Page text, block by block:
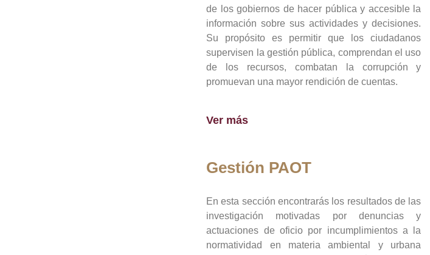
de los gobiernos de hacer pública y accesible la
información sobre sus actividades y decisiones.
Su propósito es permitir que los ciudadanos
supervisen la gestión pública, comprendan el uso
de los recursos, combatan la corrupción y
promuevan una mayor rendición de cuentas.
Ver más
Gestión PAOT
En esta sección encontrarás los resultados de las
investigación motivadas por denuncias y
actuaciones de oficio por incumplimientos a la
normatividad en materia ambiental y urbana